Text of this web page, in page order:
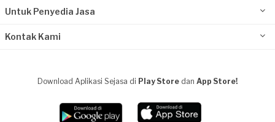
Untuk Penyedia Jasa
Kontak Kami
Download Aplikasi Sejasa di Play Store dan App Store!